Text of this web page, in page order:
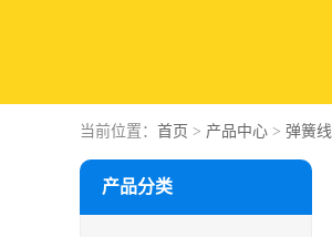
当前位置： 首页 > 产品中心 > 弹簧线
产品分类